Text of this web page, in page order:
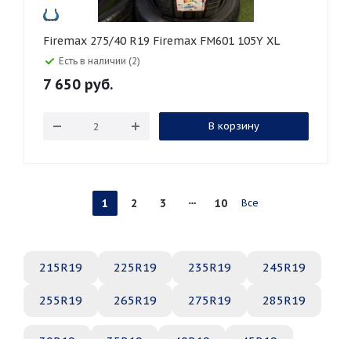
Firemax 275/40 R19 Firemax FM601 105Y XL
Есть в наличии (2)
7 650 руб.
В корзину
1 2 3 10 Все
215R19 225R19 235R19 245R19
255R19 265R19 275R19 285R19